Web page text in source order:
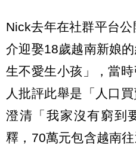
Nick去年在社群平台
介迎娶18歲越南新娘
生不愛生小孩」，當
人批評此舉是「人口
澄清「我家沒有窮到
釋，70萬元包含越南